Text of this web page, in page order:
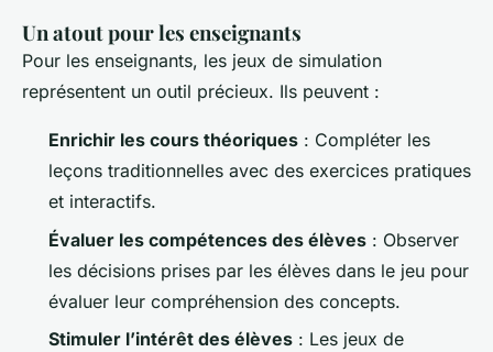
Un atout pour les enseignants
Pour les enseignants, les jeux de simulation
représentent un outil précieux. Ils peuvent :
Enrichir les cours théoriques : Compléter les
leçons traditionnelles avec des exercices pratiques
et interactifs.
Évaluer les compétences des élèves : Observer
les décisions prises par les élèves dans le jeu pour
évaluer leur compréhension des concepts.
Stimuler l’intérêt des élèves : Les jeux de